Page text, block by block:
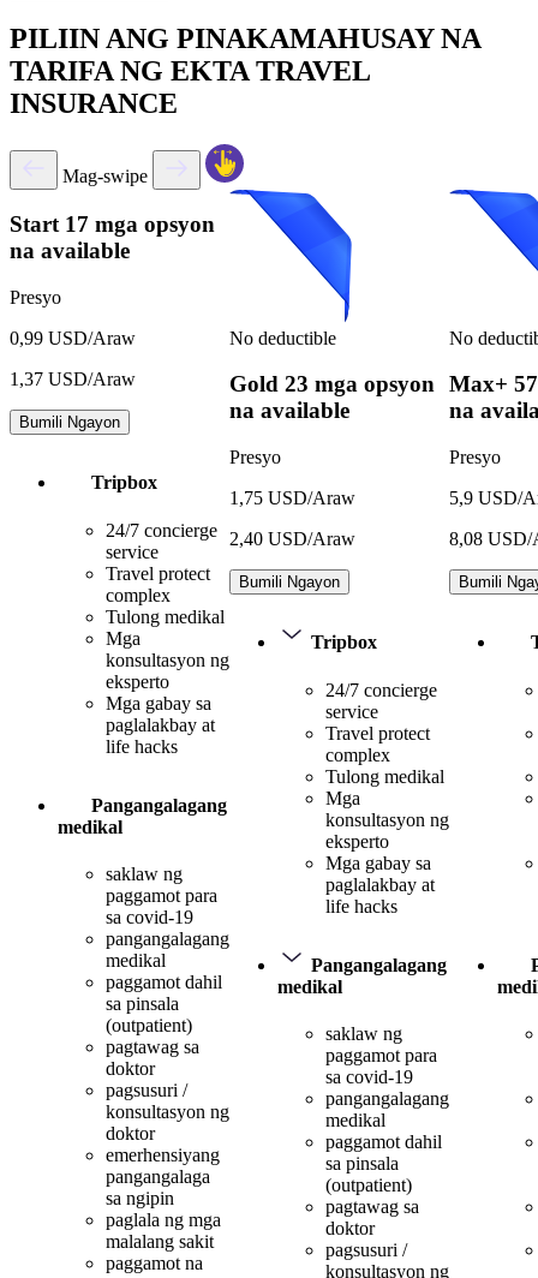
PILIIN ANG PINAKAMAHUSAY NA
TARIFA NG EKTA TRAVEL
INSURANCE
Mag-swipe
Start 17 mga opsyon
na available
Presyo
0,99 USD/Araw
1,37 USD/Araw
Bumili Ngayon
Tripbox
24/7 concierge
service
Travel protect
complex
Tulong medikal
Mga
konsultasyon ng
eksperto
Mga gabay sa
paglalakbay at
life hacks
Pangangalagang
medikal
saklaw ng
paggamot para
sa covid-19
pangangalagang
medikal
paggamot dahil
sa pinsala
(outpatient)
pagtawag sa
doktor
pagsusuri /
konsultasyon ng
doktor
emerhensiyang
pangangalaga
sa ngipin
paglala ng mga
malalang sakit
paggamot na
No deductible
Gold 23 mga opsyon
na available
Presyo
1,75 USD/Araw
2,40 USD/Araw
Bumili Ngayon
Tripbox
24/7 concierge
service
Travel protect
complex
Tulong medikal
Mga
konsultasyon ng
eksperto
Mga gabay sa
paglalakbay at
life hacks
Pangangalagang
medikal
saklaw ng
paggamot para
sa covid-19
pangangalagang
medikal
paggamot dahil
sa pinsala
(outpatient)
pagtawag sa
doktor
pagsusuri /
konsultasyon ng
No
Max+
na
Presyo
5,9 USD/
8,08 USD/
Bumili